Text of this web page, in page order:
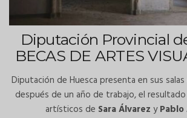
Diputación Provincial
BECAS DE ARTES
Diputación de Huesca presenta en sus
después de un año de trabajo, el
artísticos de Sara Álvarez yPablo